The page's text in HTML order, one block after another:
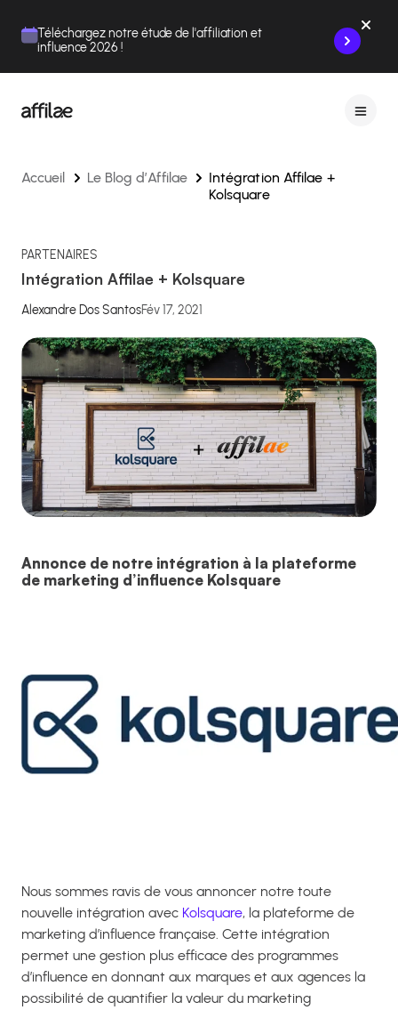
Téléchargez notre étude de l'affiliation et
influence 2026 !
Accueil Le Blog d’Affilae
Intégration Affilae +
Kolsquare
PARTENAIRES
Intégration Affilae + Kolsquare
Alexandre Dos SantosFév 17, 2021
Annonce de notre intégration à la plateforme
de marketing d’influence Kolsquare
Nous sommes ravis de vous annoncer notre toute
nouvelle intégration avec Kolsquare, la plateforme de
marketing d’influence française. Cette intégration
permet une gestion plus efficace des programmes
d’influence en donnant aux marques et aux agences la
possibilité de quantifier la valeur du marketing